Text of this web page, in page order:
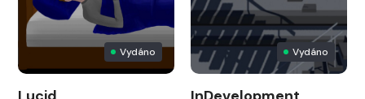
Vydáno Vydáno